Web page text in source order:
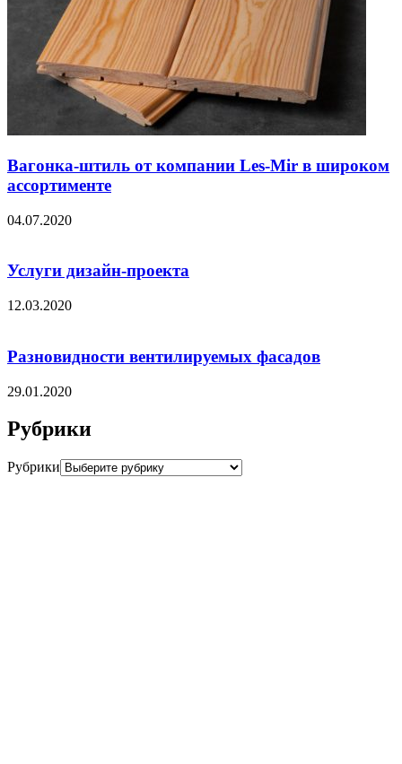
Вагонка-штиль от компании Les-Mir в широком
ассортименте
04.07.2020
Услуги дизайн-проекта
12.03.2020
Разновидности вентилируемых фасадов
29.01.2020
Рубрики
Рубрики